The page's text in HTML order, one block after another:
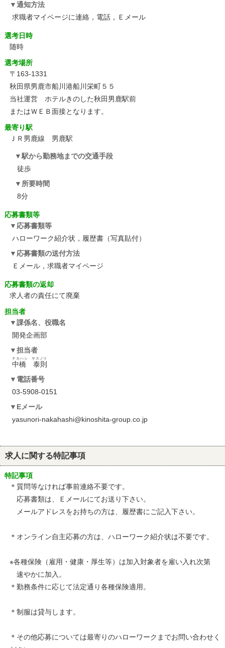
通知方法
求職者マイページに連絡，電話，Ｅメール
選考日時
随時
選考場所
〒163-1331
秋田県男鹿市船川港船川栄町５５
当社運営 ホテルきのした秋田男鹿駅前
またはＷＥＢ面接となります。
最寄り駅
ＪＲ男鹿線 男鹿駅
駅から勤務地までの交通手段
徒歩
所要時間
8分
応募書類等
応募書類等
ハローワーク紹介状，履歴書（写真貼付）
応募書類の送付方法
Ｅメール，求職者マイページ
応募書類の返却
求人者の責任にて廃棄
担当者
課係名、役職名
開発企画部
担当者
中橋 泰則
ナカハシ ヤスノリ
電話番号
03-5908-0151
Eメール
yasunori-nakahashi@kinoshita-group.co.jp
求人に関する特記事項
特記事項
＊質問等なければ事前連絡不要です。
応募書類は、Ｅメールにてお送り下さい。
メールアドレスをお持ちの方は、履歴書にご記入下さい。
＊オンライン自主応募の方は、ハローワーク紹介状は不要です。
※各種保険（雇用・健康・厚生等）は加入対象者を雇い入れ次第
速やかに加入。
＊勤務条件に応じて法定通り各種保険適用。
＊制服は貸与します。
＊その他応募については最寄りのハローワークまでお問い合わせく